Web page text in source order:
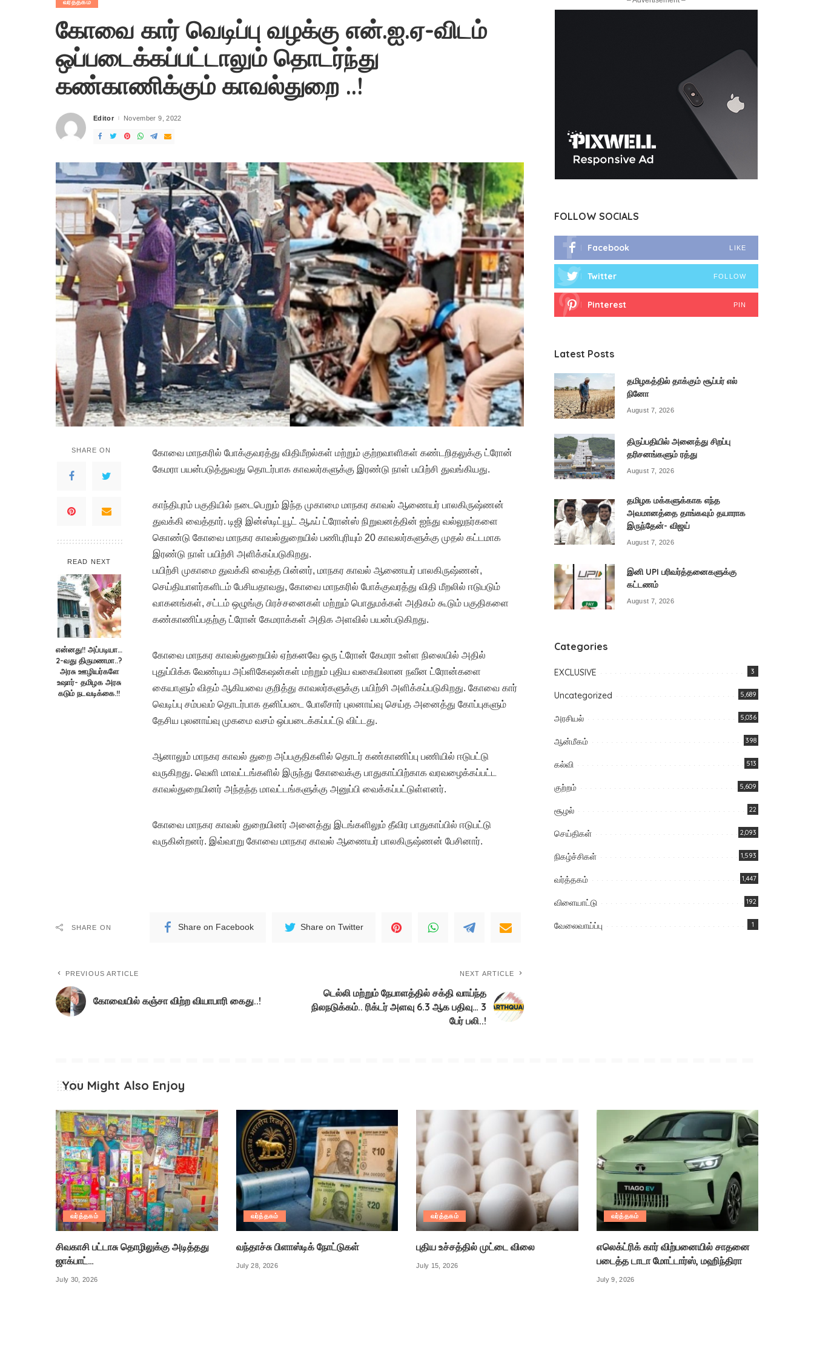
வர்த்தகம்
கோவை கார் வெடிப்பு வழக்கு என்.ஐ.ஏ-விடம்
ஒப்படைக்கப்பட்டாலும் தொடர்ந்து
கண்காணிக்கும் காவல்துறை ..!
Posted
Editor November 9, 2022
SHARE ON
READ NEXT
என்னது!! அப்படியா…
2-வது திருமணமா..?
அரசு ஊழியர்களே
உஷார்- தமிழக அரசு
கடும் நடவடிக்கை.!!
கோவை மாநகரில் போக்குவரத்து விதிமீறல்கள் மற்றும் குற்றவாளிகள் கண்டறிதலுக்கு ட்ரோன்
கேமரா பயன்படுத்துவது தொடர்பாக காவலர்களுக்கு இரண்டு நாள் பயிற்சி துவங்கியது.
காந்திபுரம் பகுதியில் நடைபெறும் இந்த முகாமை மாநகர காவல் ஆணையர் பாலகிருஷ்ணன்
துவக்கி வைத்தார். டிஜி இன்ஸ்டிட்யூட் ஆஃப் ட்ரோன்ஸ் நிறுவனத்தின் ஐந்து வல்லுநர்களை
கொண்டு கோவை மாநகர காவல்துறையில் பணிபுரியும் 20 காவலர்களுக்கு முதல் கட்டமாக
இரண்டு நாள் பயிற்சி அளிக்கப்படுகிறது.
பயிற்சி முகாமை துவக்கி வைத்த பின்னர், மாநகர காவல் ஆணையர் பாலகிருஷ்ணன்,
செய்தியாளர்களிடம் பேசியதாவது, கோவை மாநகரில் போக்குவரத்து விதி மீறலில் ஈடுபடும்
வாகனங்கள், சட்டம் ஒழுங்கு பிரச்சனைகள் மற்றும் பொதுமக்கள் அதிகம் கூடும் பகுதிகளை
கண்காணிப்பதற்கு ட்ரோன் கேமராக்கள் அதிக அளவில் பயன்படுகிறது.
கோவை மாநகர காவல்துறையில் ஏற்கனவே ஒரு ட்ரோன் கேமரா உள்ள நிலையில் அதில்
புதுப்பிக்க வேண்டிய அப்ளிகேஷன்கள் மற்றும் புதிய வகையிலான நவீன ட்ரோன்களை
கையாளும் விதம் ஆகியவை குறித்து காவலர்களுக்கு பயிற்சி அளிக்கப்படுகிறது. கோவை கார்
வெடிப்பு சம்பவம் தொடர்பாக தனிப்படை போலீசார் புலனாய்வு செய்த அனைத்து கோப்புகளும்
தேசிய புலனாய்வு முகமை வசம் ஒப்படைக்கப்பட்டு விட்டது.
ஆனாலும் மாநகர காவல் துறை அப்பகுதிகளில் தொடர் கண்காணிப்பு பணியில் ஈடுபட்டு
வருகிறது. வெளி மாவட்டங்களில் இருந்து கோவைக்கு பாதுகாப்பிற்காக வரவழைக்கப்பட்ட
காவல்துறையினர் அந்தந்த மாவட்டங்களுக்கு அனுப்பி வைக்கப்பட்டுள்ளனர்.
கோவை மாநகர காவல் துறையினர் அனைத்து இடங்களிலும் தீவிர பாதுகாப்பில் ஈடுபட்டு
வருகின்றனர். இவ்வாறு கோவை மாநகர காவல் ஆணையர் பாலகிருஷ்ணன் பேசினார்.
SHARE ON Share on Facebook Share on Twitter
PREVIOUS ARTICLE
கோவையில் கஞ்சா விற்ற வியாபாரி கைது..!
NEXT ARTICLE
டெல்லி மற்றும் நேபாளத்தில் சக்தி வாய்ந்த
நிலநடுக்கம்.. ரிக்டர் அளவு 6.3 ஆக பதிவு… 3
பேர் பலி..!
FOLLOW SOCIALS
Facebook LIKE
Twitter FOLLOW
Pinterest PIN
Latest Posts
தமிழகத்தில் தாக்கும் சூப்பர் எல்
நினோ
August 7, 2026
திருப்பதியில் அனைத்து சிறப்பு
தரிசனங்களும் ரத்து
August 7, 2026
தமிழக மக்களுக்காக எந்த
அவமானத்தை தாங்கவும் தயாராக
இருந்தேன்- விஜய்
August 7, 2026
இனி UPI பரிவர்த்தனைகளுக்கு
கட்டணம்
August 7, 2026
Categories
EXCLUSIVE 3
Uncategorized 5,689
அரசியல் 5,036
ஆன்மீகம் 398
கல்வி 513
குற்றம் 5,609
சூழல் 22
செய்திகள் 2,093
நிகழ்ச்சிகள் 1,593
வர்த்தகம் 1,447
விளையாட்டு 192
வேலைவாய்ப்பு 1
You Might Also Enjoy
வர்த்தகம்
சிவகாசி பட்டாசு தொழிலுக்கு அடித்தது
ஜாக்பாட்…
July 30, 2026
வர்த்தகம்
வந்தாச்சு பிளாஸ்டிக் நோட்டுகள்
July 28, 2026
வர்த்தகம்
புதிய உச்சத்தில் முட்டை விலை
July 15, 2026
வர்த்தகம்
எலெக்ட்ரிக் கார் விற்பனையில் சாதனை
படைத்த டாடா மோட்டார்ஸ், மஹிந்திரா
July 9, 2026